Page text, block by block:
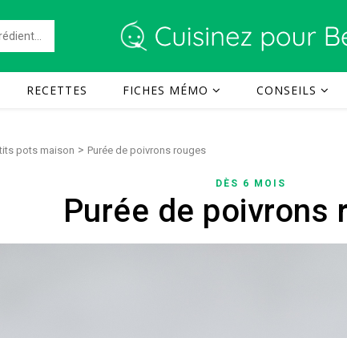
RECETTES FICHES MÉMO CONSEILS
pots maison > Purée de poivrons rouges
DÈS 6 MOIS
Purée de poivrons